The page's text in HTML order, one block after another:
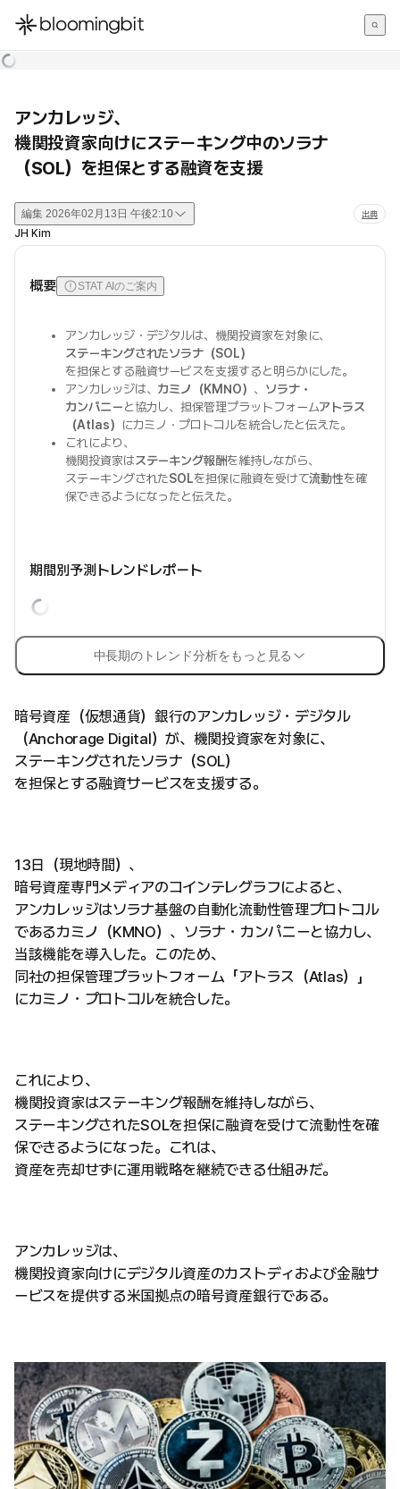
한국어
アンカレッジ、
機関投資家向けにステーキング中のソラナ
（SOL）を担保とする融資を支援
編集 2026年02月13日 午後2:10 出典
JH Kim
概要 STAT AIのご案内
アンカレッジ・デジタルは、機関投資家を対象に、
ステーキングされたソラナ（SOL）
を担保とする融資サービスを支援すると明らかにした。
アンカレッジは、 カミノ（KMNO） 、 ソラナ・
カンパニーと協力し、担保管理プラットフォームアトラス
（Atlas）
にカミノ・プロトコルを統合したと伝えた。
これにより、
機関投資家はステーキング報酬を維持しながら、
ステーキングされたSOLを担保に融資を受けて流動性を確
保できるようになったと伝えた。
期間別予測トレンドレポート
中長期のトレンド分析をもっと見る
暗号資産（仮想通貨）銀行のアンカレッジ・デジタル
（Anchorage Digital）が、機関投資家を対象に、
ステーキングされたソラナ（SOL）
を担保とする融資サービスを支援する。
13日（現地時間）、
暗号資産専門メディアのコインテレグラフによると、
アンカレッジはソラナ基盤の自動化流動性管理プロトコル
であるカミノ（KMNO）、ソラナ・カンパニーと協力し、
当該機能を導入した。このため、
同社の担保管理プラットフォーム「アトラス（Atlas）」
にカミノ・プロトコルを統合した。
これにより、
機関投資家はステーキング報酬を維持しながら、
ステーキングされたSOLを担保に融資を受けて流動性を確
保できるようになった。これは、
資産を売却せずに運用戦略を継続できる仕組みだ。
アンカレッジは、
機関投資家向けにデジタル資産のカストディおよび金融サ
ービスを提供する米国拠点の暗号資産銀行である。